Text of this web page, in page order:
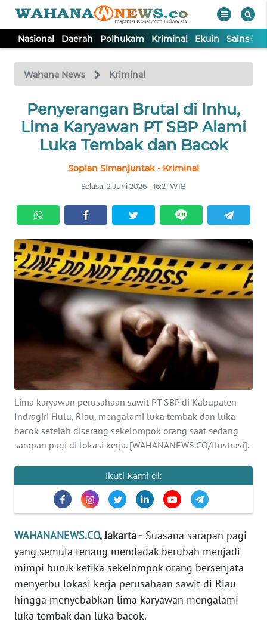
Nasional Daerah Polhukam Kriminal Ekuin Sains-
Wahana News Kriminal
Penyerangan Brutal di Inhu,
Lima Karyawan PT SBP Alami
Luka Tembak dan Bacok
Sopian Simanjuntak - Kriminal
Selasa, 2 Juni 2026 - 16:21 WIB
Lima karyawan perusahaan sawit PT SBP di Kabupaten
Indragiri Hulu, Riau, mengalami luka tembak dan luka
bacok setelah diserang sekelompok orang saat sedang
sarapan pagi di lokasi kerja. [WAHANANEWS.CO/Ilustrasi].
Ikuti Kami di:
WAHANANEWS.CO, Jakarta -Suasana sarapan pagi
yang semula tenang mendadak berubah menjadi
mimpi buruk ketika sekelompok orang bersenjata
menyerbu lokasi kerja perusahaan sawit di Riau
hingga menyebabkan lima karyawan mengalami
luka tembak dan luka bacok.
TV
Tutup
NASIONAL
DAERAH
KRIMINAL
EKUIN
SAINS-TEKNO
KESEHATAN
INTERNASIONAL
SERBA-SERBI
PENDIDIKAN
EDITORIAL
Informasi
INDEKS
BERITA
KONTAK
KAMI